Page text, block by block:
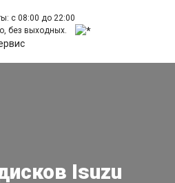
с 08:00 до 22:00
без выходных.
Isuzu